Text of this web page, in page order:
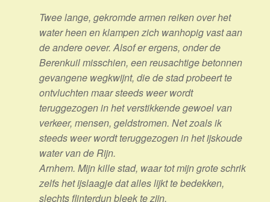
Twee lange, gekromde armen reiken over het
water heen en klampen zich wanhopig vast aan
de andere oever. Alsof er ergens, onder de
Berenkuil misschien, een reusachtige betonnen
gevangene wegkwijnt, die de stad probeert te
ontvluchten maar steeds weer wordt
teruggezogen in het verstikkende gewoel van
verkeer, mensen, geldstromen. Net zoals ik
steeds weer wordt teruggezogen in het ijskoude
water van de Rijn.
Arnhem. Mijn kille stad, waar tot mijn grote schrik
zelfs het ijslaagje dat alles lijkt te bedekken,
slechts flinterdun bleek te zijn.